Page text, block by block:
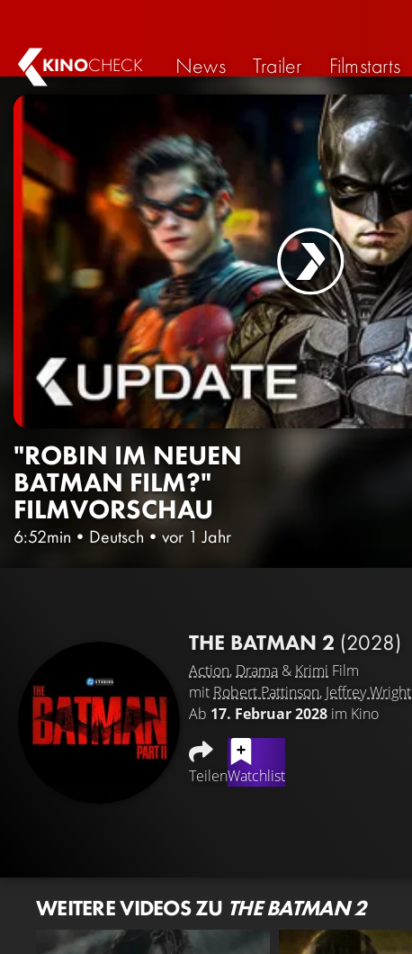
KINOCHECK News Trailer Filmstarts
"ROBIN IM NEUEN
BATMAN FILM?"
FILMVORSCHAU
6:52min • Deutsch • vor 1 Jahr
THE BATMAN 2 (2028)
Action, Drama & Krimi Film
mit Robert Pattinson, Jeffrey Wright
Ab 17. Februar 2028 im Kino
TeilenWatchlist
WEITERE VIDEOS ZU THE BATMAN 2